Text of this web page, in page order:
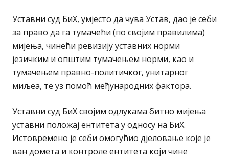
Уставни суд БиХ, умјесто да чува Устав, дао је себи
за право да га тумачећи (по својим правилима)
мијења, чинећи ревизију уставних норми
језичким и општим тумачењем норми, као и
тумачењем правно-политичког, унитарног
миљеа, те уз помоћ међународних фактора.
Уставни суд БиХ својим одлукама битно мијења
уставни положај ентитета у односу на БиХ.
Истовремено је себи омогућио дјеловање које је
ван домета и контроле ентитета који чине